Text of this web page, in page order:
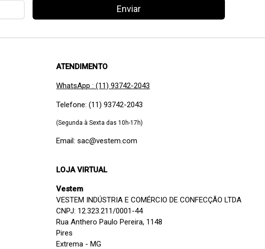
Enviar
ATENDIMENTO
WhatsApp : (11) 93742-2043
Telefone: (11) 93742-2043
(Segunda à Sexta das 10h-17h)
Email: sac@vestem.com
LOJA VIRTUAL
Vestem
VESTEM INDÚSTRIA E COMÉRCIO DE CONFECÇÃO LTDA
CNPJ: 12.323.211/0001-44
Rua Anthero Paulo Pereira, 1148
Pires
Extrema - MG